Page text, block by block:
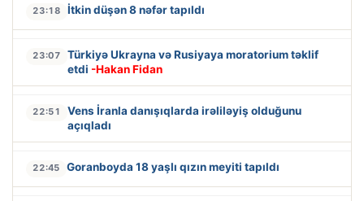
23:18 İtkin düşən 8 nəfər tapıldı
23:07
Türkiyə Ukrayna və Rusiyaya moratorium təklif
etdi -Hakan Fidan
22:51
Vens İranla danışıqlarda irəliləyiş olduğunu
açıqladı
22:45 Goranboyda 18 yaşlı qızın meyiti tapıldı